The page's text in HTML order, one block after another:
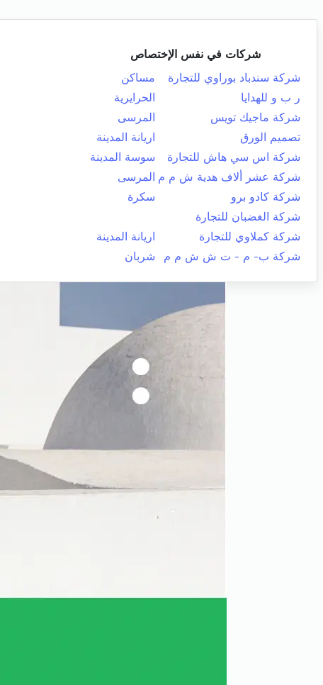
شركات في نفس الإختصاص
شركة سندباد بوراوي للتجارة
مساكن
ر ب و للهدايا
الحرايرية
شركة ماجيك تويس
المرسى
تصميم الورق
اريانة المدينة
شركة اس سي هاش للتجارة
سوسة المدينة
شركة عشر ألاف هدية ش م م المرسى
شركة كادو برو
سكرة
شركة الغضبان للتجارة
شركة كملاوي للتجارة
اريانة المدينة
شركة ب- م - ت ش ش م م
شربان